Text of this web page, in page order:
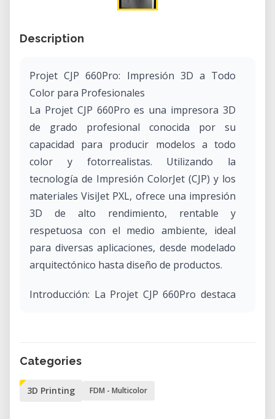
Description
Projet CJP 660Pro: Impresión 3D a Todo
Color para Profesionales
La Projet CJP 660Pro es una impresora 3D
de grado profesional conocida por su
capacidad para producir modelos a todo
color y fotorrealistas. Utilizando la
tecnología de Impresión ColorJet (CJP) y los
materiales VisiJet PXL, ofrece una impresión
3D de alto rendimiento, rentable y
respetuosa con el medio ambiente, ideal
para diversas aplicaciones, desde modelado
arquitectónico hasta diseño de productos.
Introducción: La Projet CJP 660Pro destaca
junto con los materiales especializados
donde la precisión del color y el detalle son
Categories
3D Printing FDM - Multicolor